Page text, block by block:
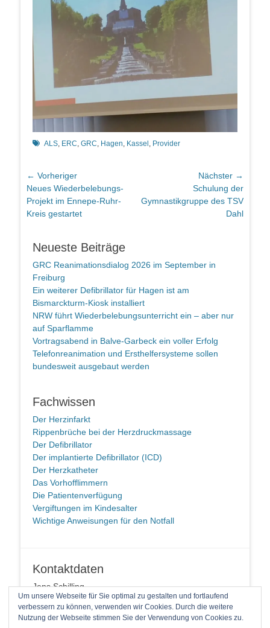
Schlagworte
ALS ERC GRC Hagen Kassel Provider
Beitragsnavigation
← Vorheriger
Vorheriger
Beitrag:
Neues Wiederbelebungs-
Projekt im Ennepe-Ruhr-
Kreis gestartet
Nächster →
Beitrag:
Schulung der
Gymnastikgruppe des TSV
Dahl
Neueste Beiträge
GRC Reanimationsdialog 2026 im September in
Freiburg
Ein weiterer Defibrillator für Hagen ist am
Bismarckturm-Kiosk installiert
NRW führt Wiederbelebungsunterricht ein – aber nur
auf Sparflamme
Vortragsabend in Balve-Garbeck ein voller Erfolg
Telefonreanimation und Ersthelfersysteme sollen
bundesweit ausgebaut werden
Fachwissen
Der Herzinfarkt
Rippenbrüche bei der Herzdruckmassage
Der Defibrillator
Der implantierte Defibrillator (ICD)
Der Herzkatheter
Das Vorhofflimmern
Die Patientenverfügung
Vergiftungen im Kindesalter
Wichtige Anweisungen für den Notfall
Kontaktdaten
Jens Schilling
58091 Hagen
Telefon: +49 2337 94 90 14 1
E-Mail
Um unsere Webseite für Sie optimal zu gestalten und fortlaufend
verbessern zu können, verwenden wir Cookies. Durch die weitere
Nutzung der Webseite stimmen Sie der Verwendung von Cookies zu.